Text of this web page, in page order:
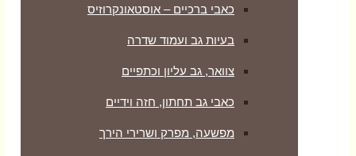
כאבי ברכיים – אוסטאונקרוזיס
בעיות גב ועמוד שדרה
צוואר, גב עליון וכתפיים
כאבי גב תחתון, חזה וידיים
מפשעה, מפרק ושרירי הירך